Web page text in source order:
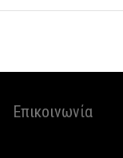
Επικοινωνία